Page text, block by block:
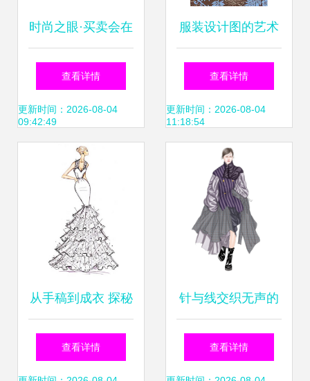
时尚之眼·买卖会在
杭州艺尚雷迪森广
场酒店圆满落幕 设
计与市场的双向奔
赴
查看详情
更新时间：2026-08-04
09:42:49
服装设计图的艺术
与实用 从创意到穿
着
查看详情
更新时间：2026-08-04
11:18:54
从手稿到成衣 探秘
婚纱设计的灵魂与
查看详情
针与线交织无声的
诗 服装设计的原点
查看详情